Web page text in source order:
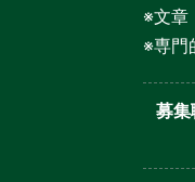
※文章
※専門
募集